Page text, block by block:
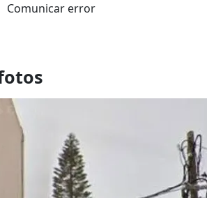
Comunicar error